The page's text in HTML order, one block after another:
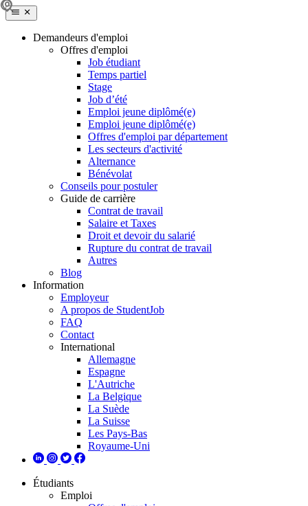
Demandeurs d'emploi
Offres d'emploi
Job étudiant
Temps partiel
Stage
Job d’été
Emploi jeune diplômé(e)
Emploi jeune diplômé(e)
Offres d'emploi par département
Les secteurs d'activité
Alternance
Bénévolat
Conseils pour postuler
Guide de carrière
Contrat de travail
Salaire et Taxes
Droit et devoir du salarié
Rupture du contrat de travail
Autres
Blog
Information
Employeur
A propos de StudentJob
FAQ
Contact
International
Allemagne
Espagne
L'Autriche
La Belgique
La Suède
La Suisse
Les Pays-Bas
Royaume-Uni
Étudiants
Emploi